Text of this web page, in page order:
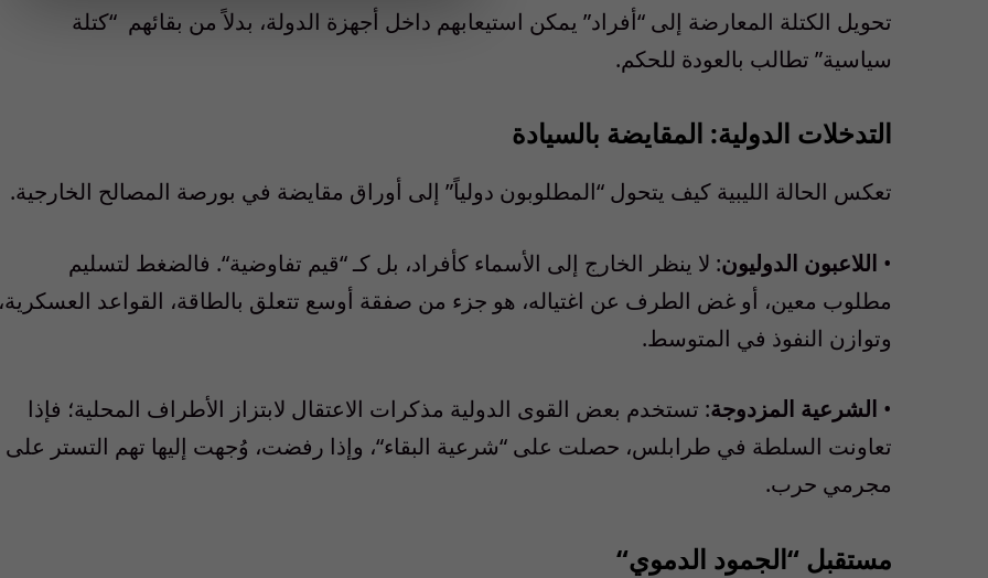
تحويل الكتلة المعارضة إلى “أفراد” يمكن استيعابهم داخل أجهزة الدولة، بدلاًمن بقائهم “كتلة
سياسية” تطالب بالعودة للحكم.
التدخلات الدولية: المقايضة بالسيادة
تعكس الحالة الليبية كيف يتحول “المطلوبون دولياً” إلى أوراق مقايضة في بورصة المصالح الخارجية.
• اللاعبون الدوليون: لا ينظر الخارج إلى الأسماء كأفراد، بل كـ“قيم تفاوضية“. فالضغط لتسليم
مطلوب معين، أو غض الطرف عن اغتياله، هو جزء من صفقة أوسع تتعلق بالطاقة، القواعد العسكرية،
وتوازن النفوذ في المتوسط.
• الشرعية المزدوجة: تستخدم بعض القوى الدولية مذكرات الاعتقال لابتزاز الأطراف المحلية؛ فإذا
تعاونت السلطة في طرابلس، حصلت على “شرعية البقاء“، وإذا رفضت، وجهت إليها تهم التستر على
مجرمي حرب.
مستقبل “الجمود الدموي“